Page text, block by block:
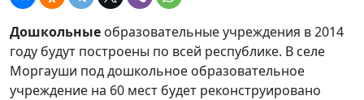
Дошкольные образовательные учреждения в 2014
году будут построены по всей республике. В селе
Моргауши под дошкольное образовательное
учреждение на 60 мест будет реконструировано